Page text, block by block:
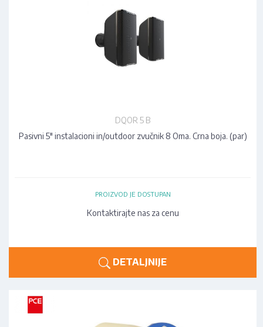
DQOR 5 B
Pasivni 5" instalacioni in/outdoor zvučnik 8 Oma. Crna boja. (par)
PROIZVOD JE DOSTUPAN
Kontaktirajte nas za cenu
DETALJNIJE